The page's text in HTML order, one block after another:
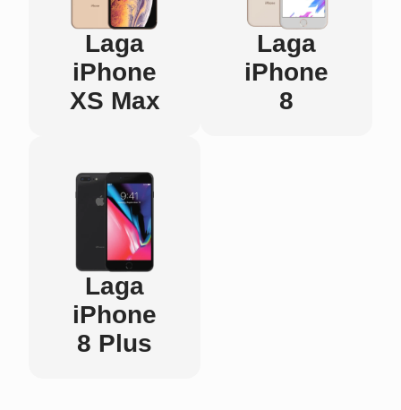
Laga
iPhone
XS Max
Laga
iPhone
8
Laga
iPhone
8 Plus